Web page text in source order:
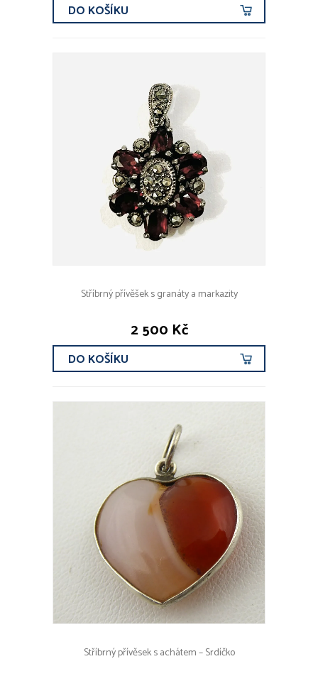
DO KOŠÍKU
Stříbrný přívěšek s granáty a markazity
2 500 Kč
DO KOŠÍKU
Stříbrný přívěsek s achátem – Srdíčko